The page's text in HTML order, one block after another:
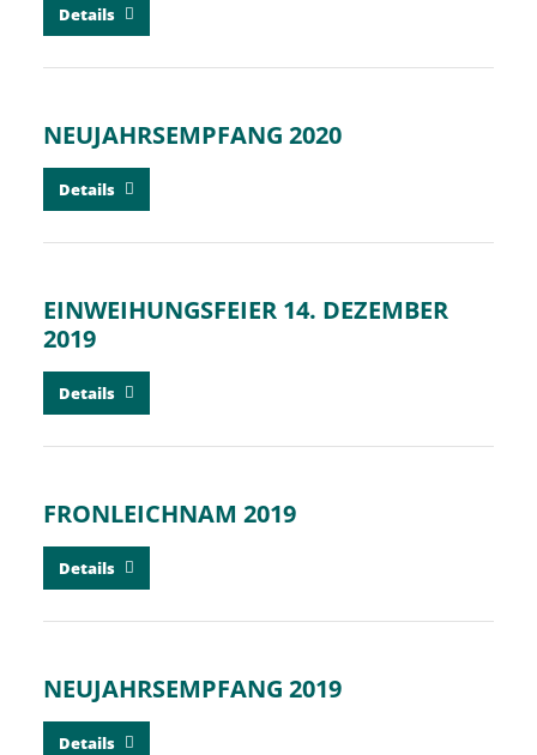
Details
NEUJAHRSEMPFANG 2020
Details
EINWEIHUNGSFEIER 14. DEZEMBER
2019
Details
FRONLEICHNAM 2019
Details
NEUJAHRSEMPFANG 2019
Details